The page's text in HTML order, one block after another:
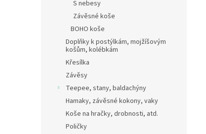
S nebesy
Závěsné koše
BOHO koše
Doplňky k postýlkám, mojžíšovým
košům, kolébkám
Křesílka
Závěsy
Teepee, stany, baldachýny
Hamaky, závěsné kokony, vaky
Koše na hračky, drobnosti, atd.
Poličky